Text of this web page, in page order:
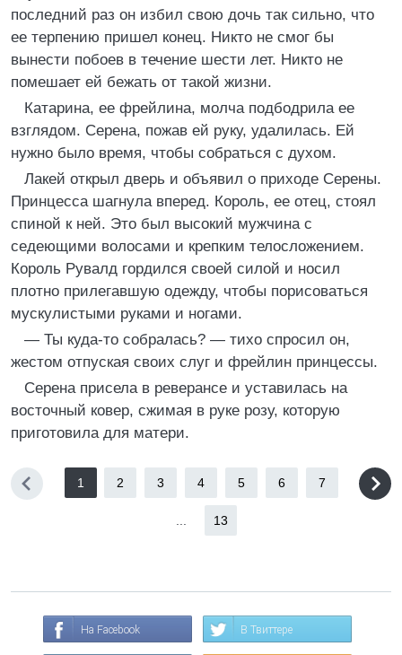
последний раз он избил свою дочь так сильно, что
ее терпению пришел конец. Никто не смог бы
вынести побоев в течение шести лет. Никто не
помешает ей бежать от такой жизни.
Катарина, ее фрейлина, молча подбодрила ее
взглядом. Серена, пожав ей руку, удалилась. Ей
нужно было время, чтобы собраться с духом.
Лакей открыл дверь и объявил о приходе Серены.
Принцесса шагнула вперед. Король, ее отец, стоял
спиной к ней. Это был высокий мужчина с
седеющими волосами и крепким телосложением.
Король Рувалд гордился своей силой и носил
плотно прилегавшую одежду, чтобы порисоваться
мускулистыми руками и ногами.
— Ты куда-то собралась? — тихо спросил он,
жестом отпуская своих слуг и фрейлин принцессы.
Серена присела в реверансе и уставилась на
восточный ковер, сжимая в руке розу, которую
приготовила для матери.
1 2 3 4 5 6 7
13
На Facebook В Твиттере